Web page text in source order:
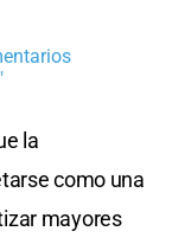
la
como una
mayores